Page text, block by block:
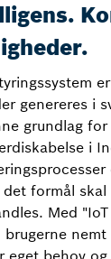
genereres i
grundlag
i
formål
Med
eget behov